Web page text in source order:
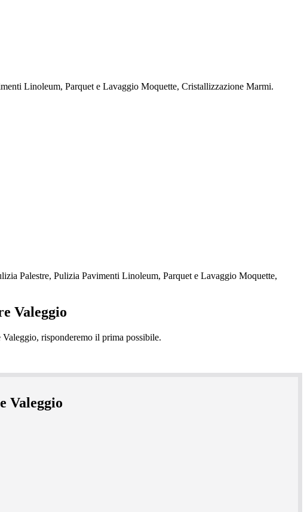
Linoleum, Parquet e Lavaggio Moquette, Cristallizzazione Marmi.
Palestre, Pulizia Pavimenti Linoleum, Parquet e Lavaggio Moquette,
Valeggio
Valeggio